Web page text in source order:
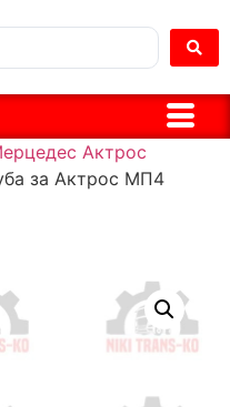
Актрос
за Актрос МП4